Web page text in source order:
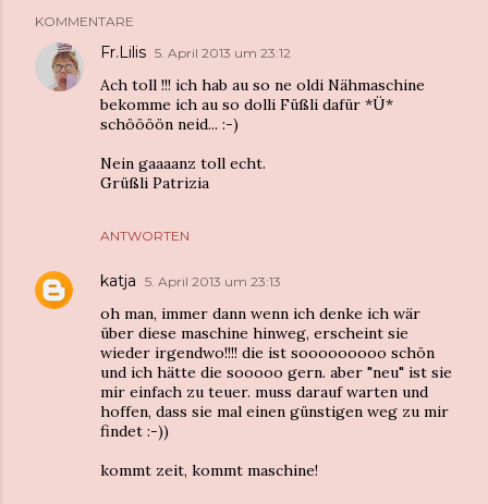
KOMMENTARE
Fr.Lilis 5. April 2013 um 23:12
Ach toll !!! ich hab au so ne oldi Nähmaschine
bekomme ich au so dolli Füßli dafür *Ü*
schöööön neid... :-)
Nein gaaaanz toll echt.
Grüßli Patrizia
ANTWORTEN
katja 5. April 2013 um 23:13
oh man, immer dann wenn ich denke ich wär
über diese maschine hinweg, erscheint sie
wieder irgendwo!!!! die ist sooooooooo schön
und ich hätte die sooooo gern. aber "neu" ist sie
mir einfach zu teuer. muss darauf warten und
hoffen, dass sie mal einen günstigen weg zu mir
findet :-))
kommt zeit, kommt maschine!